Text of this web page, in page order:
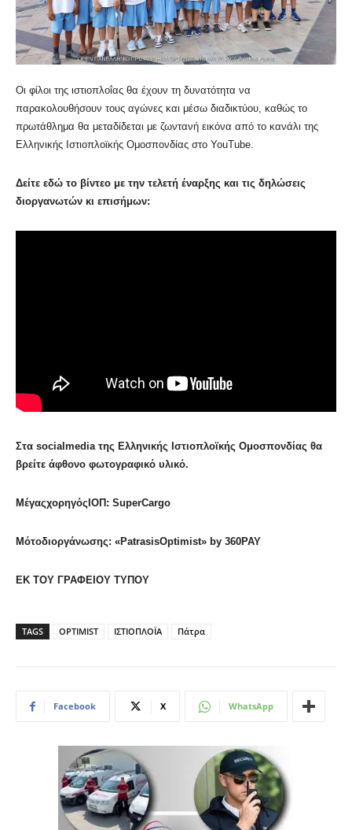
Οι φίλοι της ιστιοπλοΐας θα έχουν τη δυνατότητα να
παρακολουθήσουν τους αγώνες και μέσω διαδικτύου, καθώς το
πρωτάθλημα θα μεταδίδεται με ζωντανή εικόνα από το κανάλι της
Ελληνικής Ιστιοπλοϊκής Ομοσπονδίας στο YouTube.
Δείτε εδώ το βίντεο με την τελετή έναρξης και τις δηλώσεις
διοργανωτών κι επισήμων:
Στα socialmediaτης Ελληνικής Ιστιοπλοϊκής Ομοσπονδίας θα
βρείτε άφθονο φωτογραφικό υλικό.
ΜέγαςχορηγόςΙΟΠ : SuperCargo
Μότοδιοργάνωσης: «PatrasisOptimist» by 360PAY
ΕΚ ΤΟΥ ΓΡΑΦΕΙΟΥ ΤΥΠΟΥ
TAGS OPTIMIST ΙΣΤΙΟΠΛΟΪΑ Πάτρα
Facebook X WhatsApp